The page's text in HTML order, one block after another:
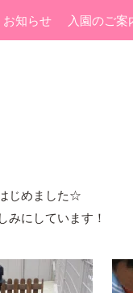
お知らせ 入園のご案
じめました☆
みにしています！